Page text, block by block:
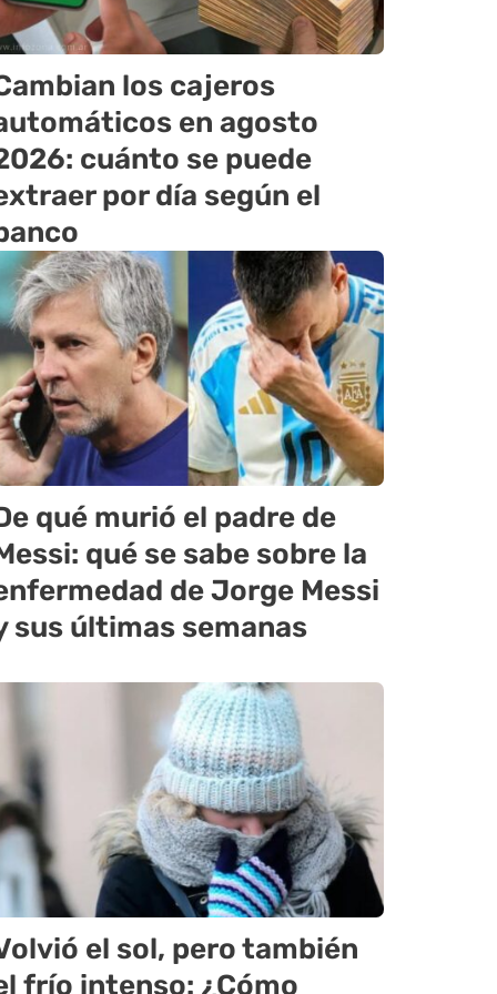
los cajeros
en agosto
cuánto se puede
por día según el
qué murió el padre de
qué se sabe sobre la
de Jorge Messi
sus últimas semanas
el sol, pero también
frío intenso: ¿Cómo